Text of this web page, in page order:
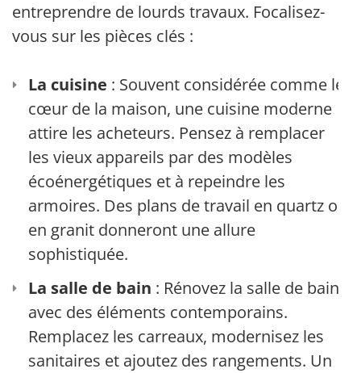
entreprendre de lourds travaux. Focalisez-
vous sur les pièces clés :
La cuisine : Souvent considérée comme le
cœur de la maison, une cuisine moderne
attire les acheteurs. Pensez à remplacer
les vieux appareils par des modèles
écoénergétiques et à repeindre les
armoires. Des plans de travail en quartz ou
en granit donneront une allure
sophistiquée.
La salle de bain : Rénovez la salle de bain
avec des éléments contemporains.
Remplacez les carreaux, modernisez les
sanitaires et ajoutez des rangements. Un